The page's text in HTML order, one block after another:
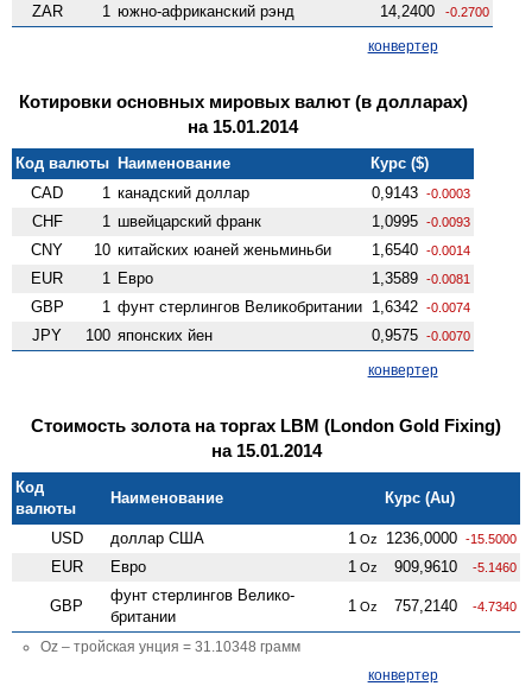
ZAR 1 южно-африканский рэнд 14,2400 -0.2700
конвертер
Котировки основных мировых валют (в долларах)
на 15.01.2014
Код валюты Наименование
Курс ($)
CAD
1 канадский доллар 0,9143 -0.0003
CHF 1 швейцарский франк 1,0995 -0.0093
CNY 10 китайских юаней женьминьби 1,6540 -0.0014
EUR 1 Евро 1,3589 -0.0081
GBP 1 фунт стерлингов Велико­британии 1,6342 -0.0074
JPY 100 японских йен 0,9575 -0.0070
конвертер
Стоимость золота на торгах LBM (London Gold Fixing)
на 15.01.2014
Код
валюты
Наименование Курс (Au)
USD доллар США 1 Oz 1236,0000 -15.5000
EUR Евро 1 Oz 909,9610 -5.1460
GBP
фунт стерлингов Велико­
британии
1 Oz 757,2140 -4.7340
Oz – тройская унция = 31.10348 грамм
конвертер